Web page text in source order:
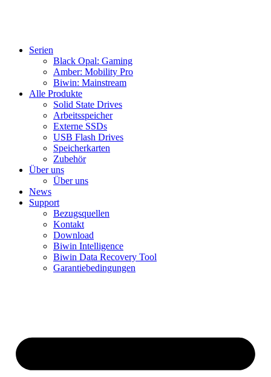
Serien
Black Opal: Gaming
Amber: Mobility Pro
Biwin: Mainstream
Alle Produkte
Solid State Drives
Arbeitsspeicher
Externe SSDs
USB Flash Drives
Speicherkarten
Zubehör
Über uns
Über uns
News
Support
Bezugsquellen
Kontakt
Download
Biwin Intelligence
Biwin Data Recovery Tool
Garantiebedingungen